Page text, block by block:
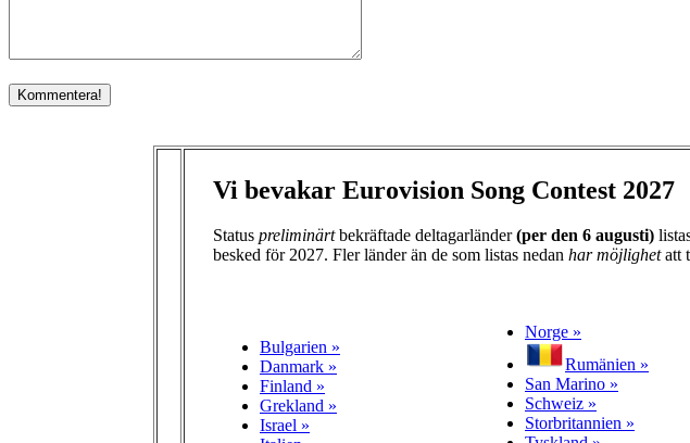
Vi bevakar Eurovision Song Contest 2027
Status preliminärtbekräftade deltagarländer(per den 6 augusti)
besked för 2027. Fler länder än de som listas nedan har möjlighetatt
Bulgarien »
Danmark »
Finland »
Grekland »
Israel »
Norge »
Rumänien »
San Marino »
Schweiz »
Storbritannien »